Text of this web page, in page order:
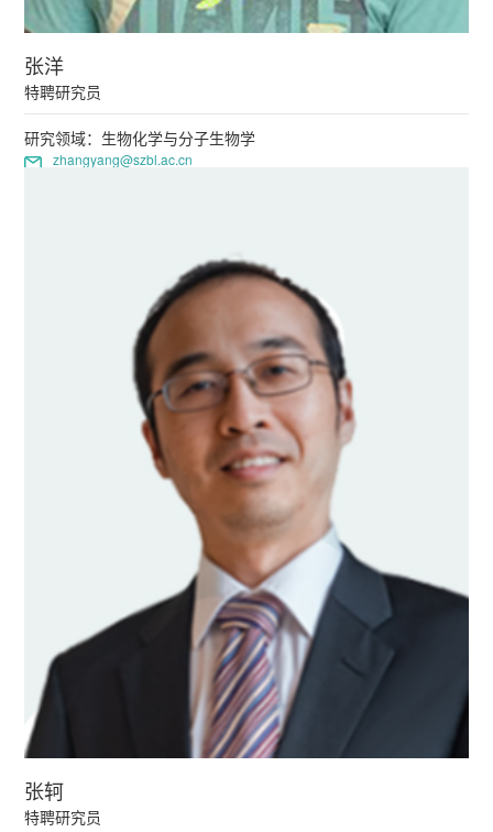
张洋
特聘研究员
研究领域：生物化学与分子生物学
zhangyang@szbl.ac.cn
张轲
特聘研究员